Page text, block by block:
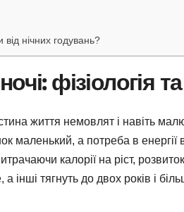
нічних годувань?
фізіологія
життя немовлят і навіть
маленький, а потреба в енергії
калорії на ріст,
інші тягнуть до двох років і